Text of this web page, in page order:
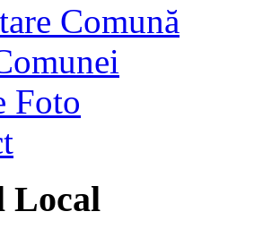
Comună
Foto
Local